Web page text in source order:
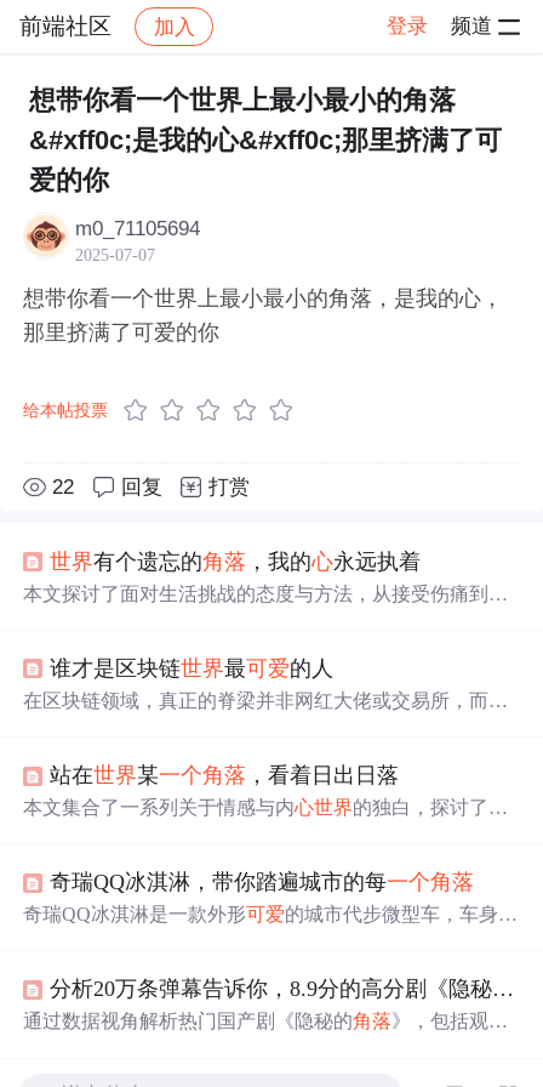
前端社区 加入 登录 频道
社区 前端社区 感慨 帖子详情
想带你看一个世界上最小最小的角落
&#xff0c;是我的心&#xff0c;那里挤满了可
爱的你
m0_71105694
2025-07-07
想带你看一个世界上最小最小的角落，是我的心，
那里挤满了可爱的你
给本帖投票
22 回复 打赏
世界有个遗忘的角落 ，我的心永远执着
本文探讨了面对生活挑战的态度与方法，从接受伤痛到自
谁才是区块链世界最可爱的人
在区块链领域，真正的脊梁并非网红大佬或交易所，而是
位，致力于将分布式存储技术带入现实生活的每
。
站在世界某一个角落 ，看着日出日落
本文集合了一系列关于情感与内心世界的独白，探讨了人
奇瑞QQ冰淇淋，带你踏遍城市的每一个角落
奇瑞QQ冰淇淋是一款外形可爱的城市代步微型车，车身小
酸铁锂电池组，续航里程120km和170km，适合日常通勤使
用。
分析20万条弹幕告诉你，8.9分的高分剧《隐秘的
通过数据视角解析热门国产剧《隐秘的角落》，包括观众